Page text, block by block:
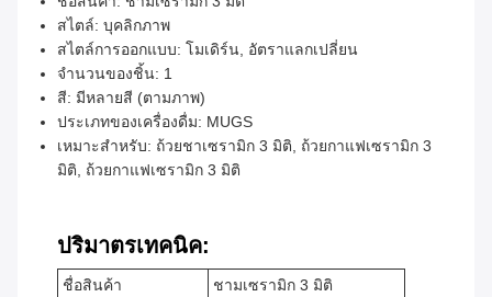
สไตล์: บุคลิกภาพ
สไตล์การออกแบบ: โมเดิร์น, อัตราแลกเปลี่ยน
จํานวนของชิ้น: 1
สี: มีหลายสี (ตามภาพ)
ประเภทของเครื่องดื่ม: MUGS
เหมาะสําหรับ: ถ้วยชาเซรามิก 3 มิติ, ถ้วยกาแฟเซรามิก 3
มิติ, ถ้วยกาแฟเซรามิก 3 มิติ
ปริมาตรเทคนิค:
ชื่อสินค้า
ชามเซรามิก 3 มิติ